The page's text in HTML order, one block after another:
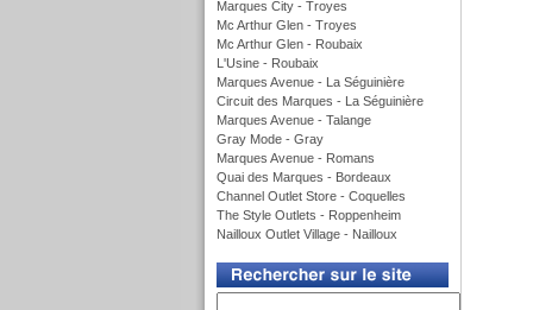
Marques City - Troyes
Mc Arthur Glen - Troyes
Mc Arthur Glen - Roubaix
L'Usine - Roubaix
Marques Avenue - La Séguinière
Circuit des Marques - La Séguinière
Marques Avenue - Talange
Gray Mode - Gray
Marques Avenue - Romans
Quai des Marques - Bordeaux
Channel Outlet Store - Coquelles
The Style Outlets - Roppenheim
Nailloux Outlet Village - Nailloux